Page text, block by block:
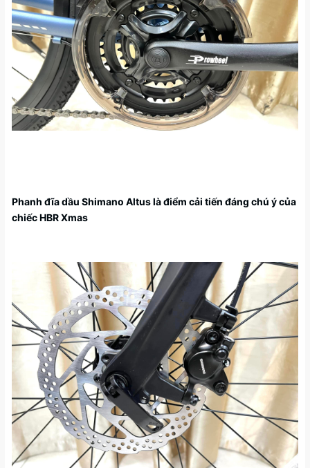
Phanh đĩa dầu Shimano Altus là điểm cải tiến đáng chú ý của
chiếc HBR Xmas